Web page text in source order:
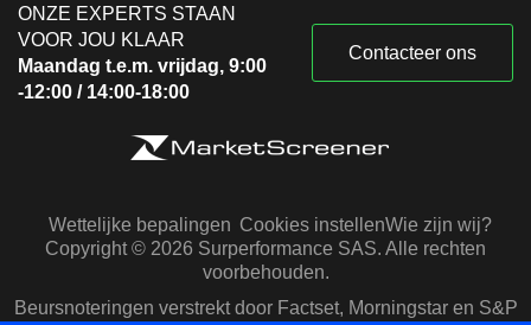
ONZE EXPERTS STAAN
VOOR JOU KLAAR
Maandag t.e.m. vrijdag, 9:00
-12:00 / 14:00-18:00
Contacteer ons
Wettelijke bepalingen Cookies instellenWie zijn wij?
Copyright © 2026 Surperformance SAS. Alle rechten
voorbehouden.
Beursnoteringen verstrekt door Factset, Morningstar en S&P